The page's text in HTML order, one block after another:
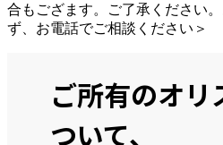
合もござます。ご了承ください
ず、お電話でご相談ください＞